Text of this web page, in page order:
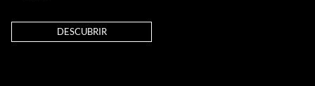
DESCUBRIR